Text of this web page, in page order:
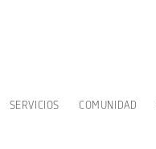
SERVICIOS COMUNIDAD